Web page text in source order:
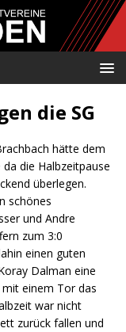
die SG
hätte dem
die Halbzeitpause
überlegen.
schönes
und Andre
zum 3:0
einen guten
Dalman eine
einem Tor das
war nicht
zurück fallen und